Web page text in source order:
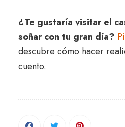
¿Te gustaría visitar el
soñar con tu gran día?
descubre cómo hacer
cuento.